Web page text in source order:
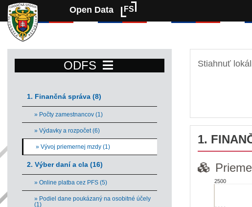
Open Data FS
ODFS
1. Finančná správa (8)
» Počty zamestnancov (1)
» Výdavky a rozpočet (6)
» Vývoj priemernej mzdy (1)
2. Výber daní a cla (16)
» Online platba cez PFS (5)
» Podiel dane poukázaný na osobitné účely
(1)
Stiahnuť
1.
2500